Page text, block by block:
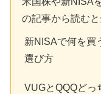
の記事から読む
新NISAで何を買
選び方
VUGとQQQどっ